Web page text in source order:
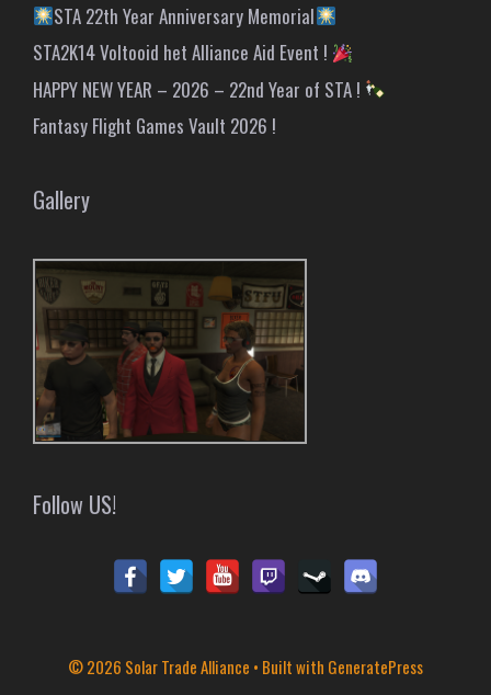
STA 22th Year Anniversary Memorial
STA2K14 Voltooid het Alliance Aid Event !
HAPPY NEW YEAR – 2026 – 22nd Year of STA !
Fantasy Flight Games Vault 2026 !
Gallery
Follow US!
© 2026 Solar Trade Alliance • Built with GeneratePress